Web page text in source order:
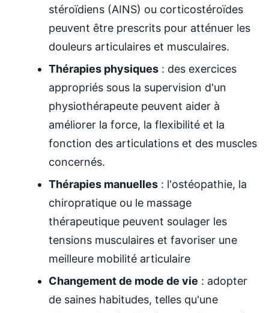
stéroïdiens (AINS) ou corticostéroïdes
peuvent être prescrits pour atténuer les
douleurs articulaires et musculaires.
Thérapies physiques : des exercices
appropriés sous la supervision d'un
physiothérapeute peuvent aider à
améliorer la force, la flexibilité et la
fonction des articulations et des muscles
concernés.
Thérapies manuelles : l'ostéopathie, la
chiropratique ou le massage
thérapeutique peuvent soulager les
tensions musculaires et favoriser une
meilleure mobilité articulaire
Changement de mode de vie : adopter
de saines habitudes, telles qu'une